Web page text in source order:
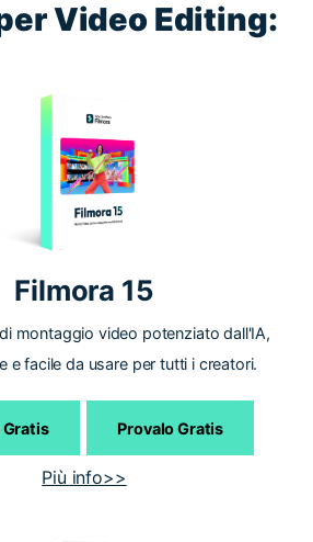
Video Editing:
Filmora 15
montaggio video potenziato dall'IA,
e facile da usare per tutti i creatori.
Gratis Provalo Gratis
Più info>>